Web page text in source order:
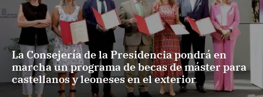
La Consejería de la Presidencia pondrá en
marcha un programa de becas de máster para
castellanos y leoneses en el exterior